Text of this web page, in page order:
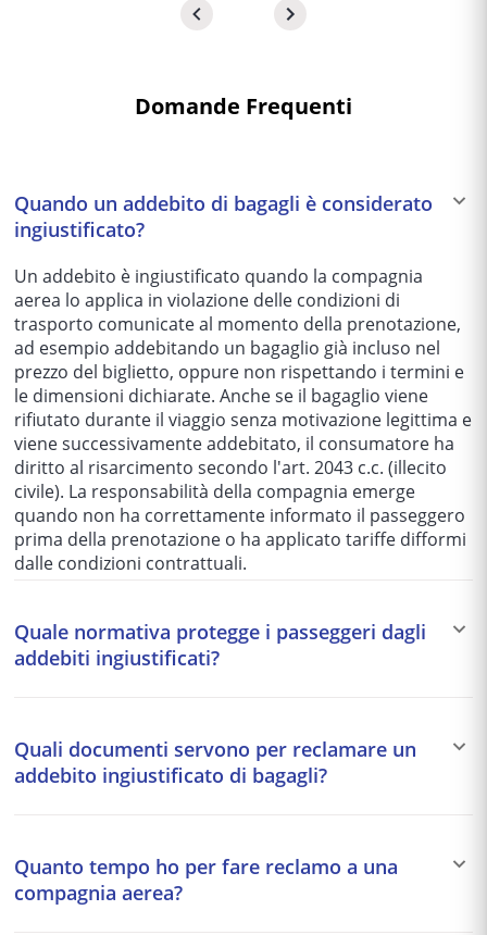
Domande Frequenti
Quando un addebito di bagagli è considerato
ingiustificato?
Un addebito è ingiustificato quando la compagnia
aerea lo applica in violazione delle condizioni di
trasporto comunicate al momento della prenotazione,
ad esempio addebitando un bagaglio già incluso nel
prezzo del biglietto, oppure non rispettando i termini e
le dimensioni dichiarate. Anche se il bagaglio viene
rifiutato durante il viaggio senza motivazione legittima e
viene successivamente addebitato, il consumatore ha
diritto al risarcimento secondo l'art. 2043 c.c. (illecito
civile). La responsabilità della compagnia emerge
quando non ha correttamente informato il passeggero
prima della prenotazione o ha applicato tariffe difformi
dalle condizioni contrattuali.
Quale normativa protegge i passeggeri dagli
addebiti ingiustificati?
dalle norme sulla responsabilità civile (art. 2043 c.c.).
Per i voli internazionali o da/per l'UE, si applica il Reg.
ingiustificato una pratica commerciale sleale punibile
con sanzioni amministrative pecuniarie da 5.000 a
Quali documenti servono per reclamare un
addebito ingiustificato di bagagli?
prova il pagamento dell'addebito, comunicazioni scritte
della compagnia (email di conferma, ricevuta
Quanto tempo ho per fare reclamo a una
compagnia aerea?